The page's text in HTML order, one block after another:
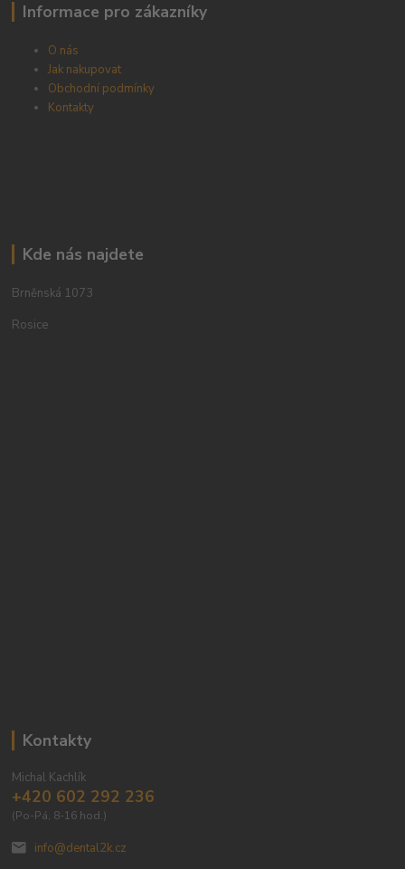
Informace pro zákazníky
O nás
Jak nakupovat
Obchodní podmínky
Kontakty
Kde nás najdete
Brněnská 1073
Rosice
Kontakty
Michal Kachlík
+420 602 292 236
(Po-Pá, 8-16 hod.)
info@dental2k.cz